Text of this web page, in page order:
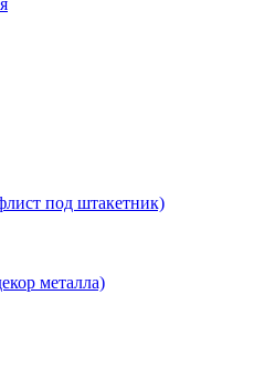
под штакетник)
металла)